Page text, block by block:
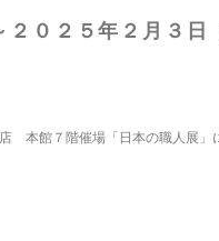
２０２５年２月３
本館７階催場「日本の職人展」